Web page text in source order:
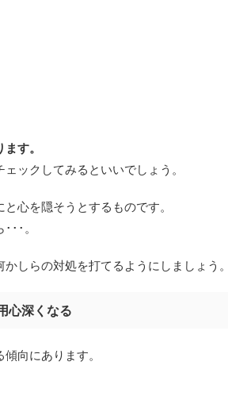
す。
ックしてみるといいでしょう。
心を隠そうとするものです。
･･。
しらの対処を打てるようにしましょう。
心深くなる
向にあります。